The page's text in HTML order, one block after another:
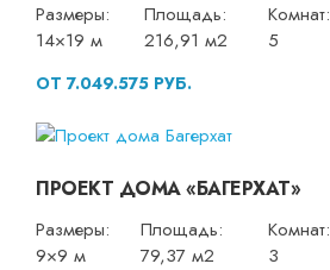
Размеры:
14×19 м
Площадь:
216,91 м2
Комнат:
5
ОТ 7.049.575 РУБ.
ПРОЕКТ ДОМА «БАГЕРХАТ»
Размеры:
9×9 м
Площадь:
79,37 м2
Комнат:
3